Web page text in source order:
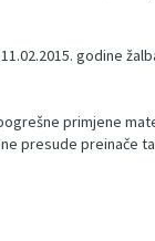
godine
primjene
presude preinače